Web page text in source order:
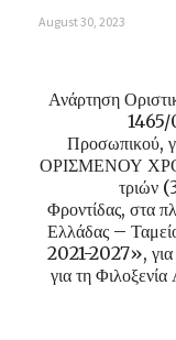
August 30, 2023
Ανάρτηση
1465/
Προσωπικού,
ΟΡΙΣΜΕΝΟΥ
τριών
Φροντίδας, στα
Ελλάδας –
2021-2027»,
για τη